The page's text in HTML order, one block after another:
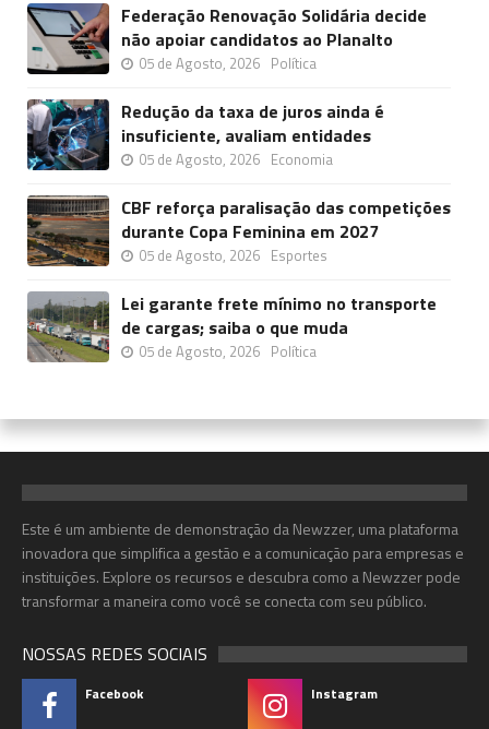
Federação Renovação Solidária decide
não apoiar candidatos ao Planalto
05 de Agosto, 2026 Política
Redução da taxa de juros ainda é
insuficiente, avaliam entidades
05 de Agosto, 2026 Economia
CBF reforça paralisação das competições
durante Copa Feminina em 2027
05 de Agosto, 2026 Esportes
Lei garante frete mínimo no transporte
de cargas; saiba o que muda
05 de Agosto, 2026 Política
Este é um ambiente de demonstração da Newzzer, uma plataforma
inovadora que simplifica a gestão e a comunicação para empresas e
instituições. Explore os recursos e descubra como a Newzzer pode
transformar a maneira como você se conecta com seu público.
NOSSAS REDES SOCIAIS
Facebook Instagram